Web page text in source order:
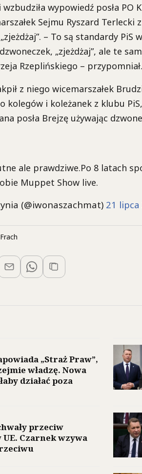
wypowiedź posła PO
Sejmu Ryszard Terlecki
– To są standardy
„zjeżdżaj”, ale te
Rzeplińskiego – przypomniał.
z niego wicemarszałek
kolegów i koleżanek z klubu
posła Brejzę używając
ale prawdziwe.Po 8 latach
Muppet Show live.
(@iwonaszachmat) 21 lipca
„Straż Praw”,
władzę. Nowa
działać poza
przeciw
Czarnek wzywa